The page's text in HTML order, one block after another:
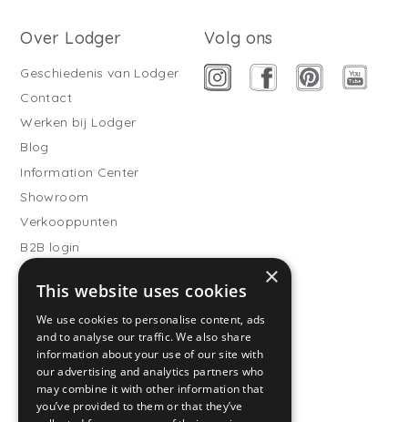
Over Lodger
Geschiedenis van Lodger
Contact
Werken bij Lodger
Blog
Information Center
Showroom
Verkooppunten
B2B login
Buitenslaapzakken
Word verkooppartner
Klantenservice
Veelgestelde vragen
Verzending
Retourneren
Volg ons
×
This website uses cookies
We use cookies to personalise content, ads
and to analyse our traffic. We also share
information about your use of our site with
our advertising and analytics partners who
may combine it with other information that
you’ve provided to them or that they’ve